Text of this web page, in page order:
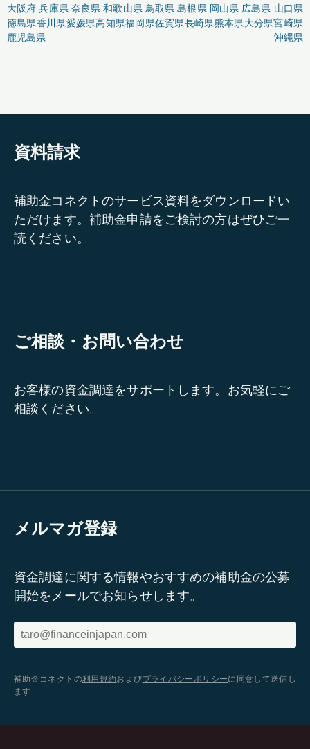
大阪府 兵庫県 奈良県 和歌山県 鳥取県 島根県 岡山県 広島県 山口県
徳島県香川県愛媛県高知県福岡県佐賀県長崎県熊本県大分県宮崎県
鹿児島県
沖縄県
資料請求
補助金コネクトのサービス資料をダウンロードい
ただけます。補助金申請をご検討の方はぜひご一
読ください。
ご相談・お問い合わせ
お客様の資金調達をサポートします。お気軽にご
相談ください。
メルマガ登録
資金調達に関する情報やおすすめの補助金の公募
開始をメールでお知らせします。
補助金コネクトの利用規約およびプライバシーポリシーに同意して送信し
ます